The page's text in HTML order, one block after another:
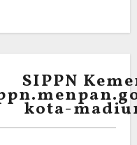
SIPPN
kota-